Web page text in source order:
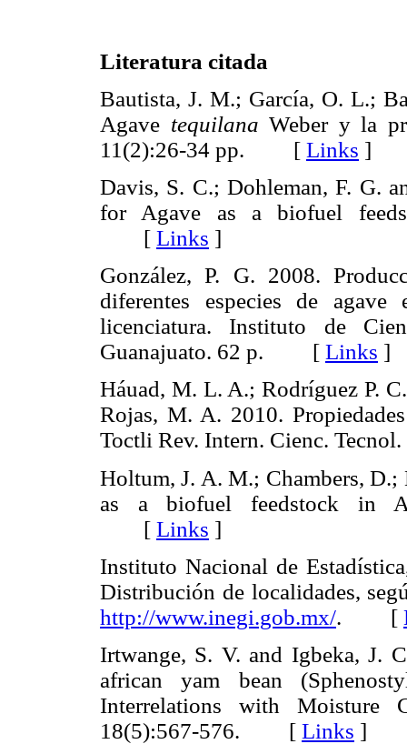
Literatura citada
Bautista, J. M.; García, O. L.;
Agave tequilana Weber y la
11(2):26-34 pp. [ Links ]
Davis, S. C.; Dohleman, F. G.
for Agave as a biofuel
[ Links ]
González, P. G. 2008.
diferentes especies de
licenciatura. Instituto de
Guanajuato. 62 p. [ Links ]
Háuad, M. L. A.; Rodríguez P.
Rojas, M. A. 2010.
Toctli Rev. Intern. Cienc.
Holtum, J. A. M.; Chambers, D.;
as a biofuel feedstock in
[ Links ]
Instituto Nacional de
Distribución de localidades,
http://www.inegi.gob.mx/. [
Irtwange, S. V. and Igbeka, J.
african yam bean
Interrelations with Moisture
18(5):567-576. [ Links ]